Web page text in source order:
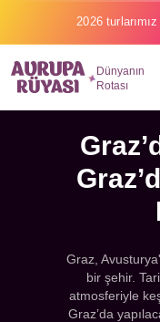
2026
Dünyanın
Rotası
Graz,
bir şehir.
atmosferiyle
Graz’da